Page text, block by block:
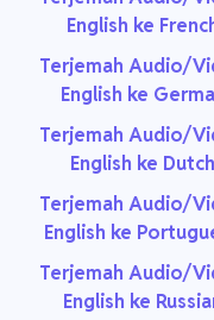
English ke
Terjemah Audio/
English ke
Terjemah Audio/
English ke Dutch
Terjemah Audio/
English ke
Terjemah Audio/
English ke